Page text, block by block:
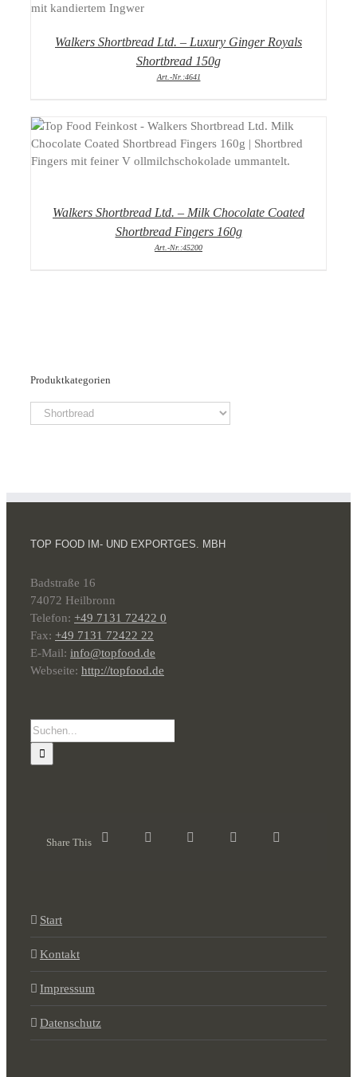
Walkers Shortbread Ltd. – Luxury Ginger Royals
Shortbread 150g
Art.-Nr.:4641
DETAILS
Walkers Shortbread Ltd. – Milk Chocolate Coated
Shortbread Fingers 160g
Art.-Nr.:45200
Produktkategorien
TOP FOOD IM- UND EXPORTGES. MBH
Badstraße 16
74072 Heilbronn
Telefon: +49 7131 72422 0
Fax: +49 7131 72422 22
E-Mail: info@topfood.de
Webseite: http://topfood.de
Suche
nach:
Share This
Start
Kontakt
Impressum
Datenschutz